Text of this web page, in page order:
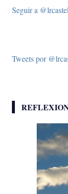
Seguir a
Tweets por